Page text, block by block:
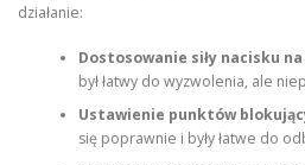
działanie:
Dostosowanie siły nacisku
był łatwy do wyzwolenia, ale
Ustawienie punktów
się poprawnie i były łatwe do